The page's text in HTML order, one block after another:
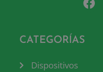
CATEGORÍAS
Dispositivos